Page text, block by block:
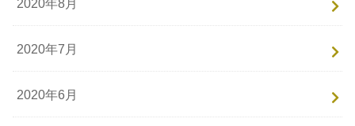
2020年8月
2020年7月
2020年6月